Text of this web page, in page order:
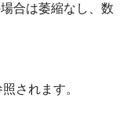
合は萎縮なし、数
されます。